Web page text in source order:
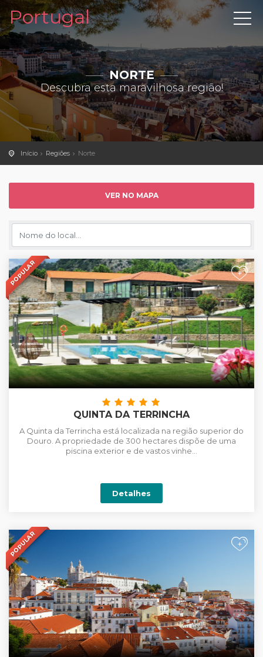
Portugal
NORTE
Descubra esta maravilhosa região!
Início Regiões Norte
VER NO MAPA
POPULAR +
QUINTA DA TERRINCHA
A Quinta da Terrincha está localizada na região superior do
Douro. A propriedade de 300 hectares dispõe de uma
piscina exterior e de vastos vinhe...
Detalhes
POPULAR +